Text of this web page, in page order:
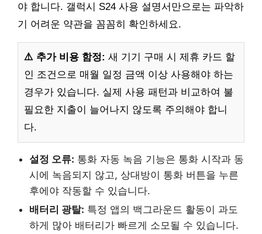
야 합니다. 갤럭시 S24 사용 설명서만으로는 파악하
기 어려운 약관을 꼼꼼히 확인하세요.
⚠️ 추가 비용 함정: 새 기기 구매 시 제휴 카드 할
인 조건으로 매월 일정 금액 이상 사용해야 하는
경우가 있습니다. 실제 사용 패턴과 비교하여 불
필요한 지출이 늘어나지 않도록 주의해야 합니
다.
설정 오류: 통화 자동 녹음 기능은 통화 시작과 동
시에 녹음되지 않고, 상대방이 통화 버튼을 누른
후에야 작동할 수 있습니다.
배터리 광탈: 특정 앱의 백그라운드 활동이 과도
하게 많아 배터리가 빠르게 소모될 수 있습니다.